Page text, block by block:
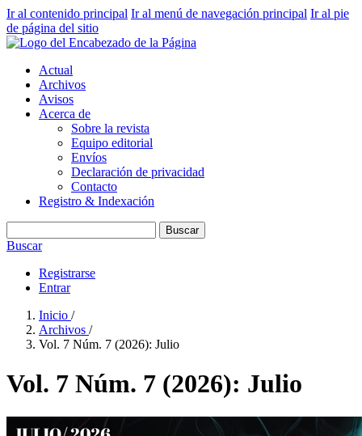
Ir al contenido principal Ir al menú de navegación principal Ir al pie
de página del sitio
Actual
Archivos
Avisos
Acerca de
Sobre la revista
Equipo editorial
Envíos
Declaración de privacidad
Contacto
Registro & Indexación
Buscar
Buscar
Registrarse
Entrar
Inicio /
Archivos /
Vol. 7 Núm. 7 (2026): Julio
Vol. 7 Núm. 7 (2026): Julio